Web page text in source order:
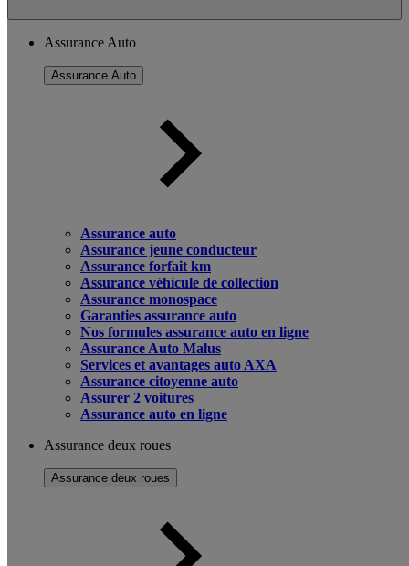
Assurance Auto
Assurance Auto
Assurance auto
Assurance jeune conducteur
Assurance forfait km
Assurance véhicule de collection
Assurance monospace
Garanties assurance auto
Nos formules assurance auto en ligne
Assurance Auto Malus
Services et avantages auto AXA
Assurance citoyenne auto
Assurer 2 voitures
Assurance auto en ligne
Assurance deux roues
Assurance deux roues